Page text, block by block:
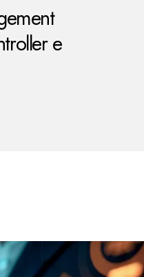
e